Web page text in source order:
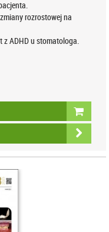
rozrostowej na
z ADHD u stomatologa.